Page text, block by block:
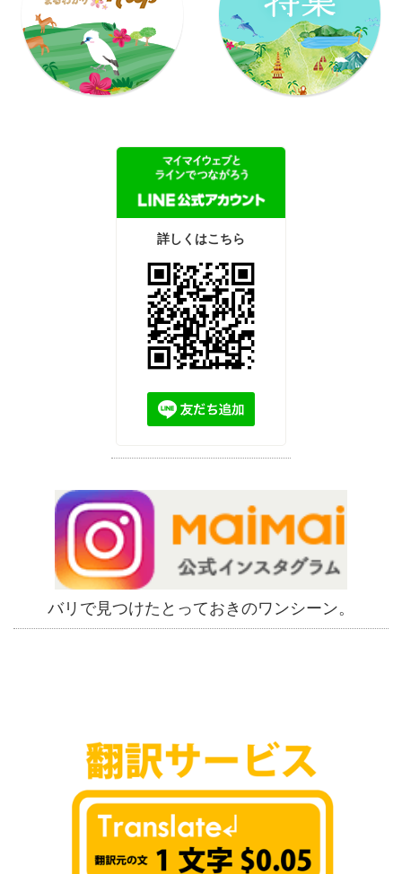
詳しくはこちら
バリで見つけたとっておきのワンシーン。